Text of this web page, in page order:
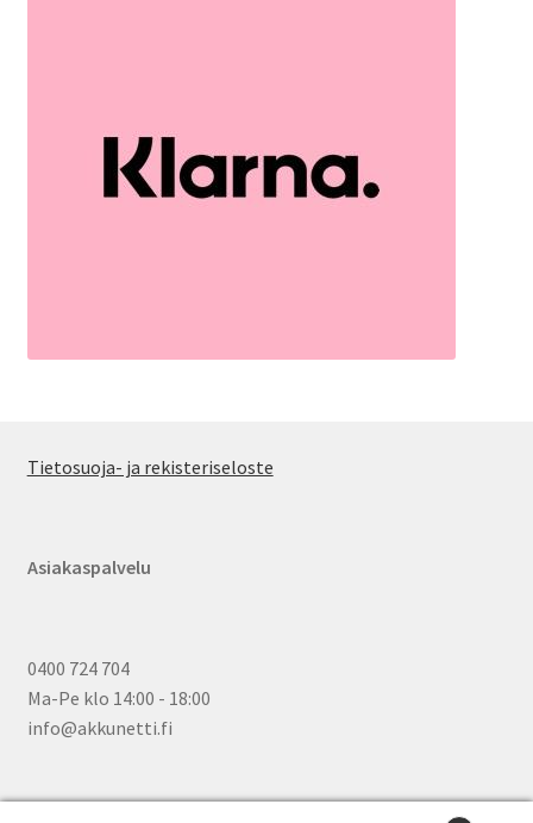
Tietosuoja- ja rekisteriseloste
Asiakaspalvelu
0400 724 704
Ma-Pe klo 14:00 - 18:00
info@akkunetti.fi